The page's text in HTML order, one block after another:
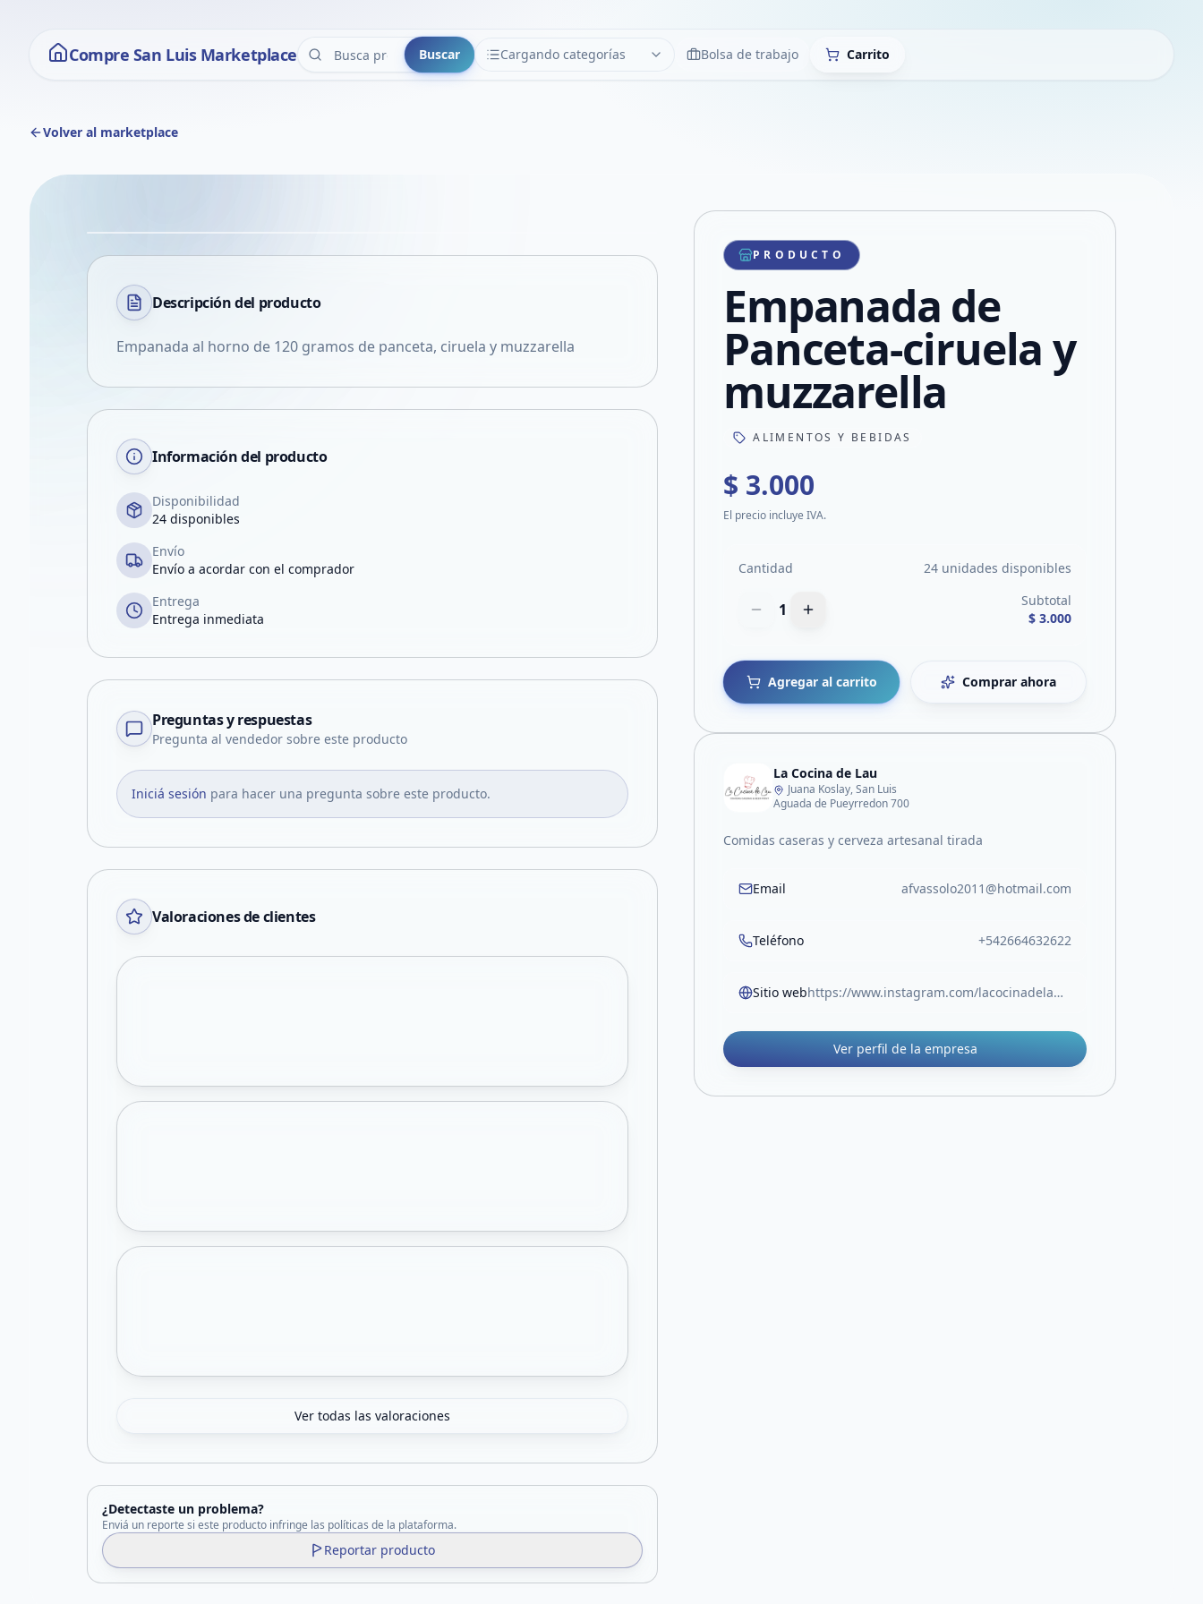
Compre San Luis Marketplace Buscar Cargando categorías
CATEGORÍAS LimpiarBolsa de trabajo Carrito
Volver al marketplace
VER EN PANTALLA COMPLETA
Compartir producto
Compartir por WhatsApp
Compartir por mail
Compartir en Facebook
Compartir en X
Descripción del producto
Empanada al horno de 120 gramos de panceta, ciruela y muzzarella
Información del producto
Disponibilidad
24 disponibles
Envío
Envío a acordar con el comprador
Entrega
Entrega inmediata
Preguntas y respuestas
Pregunta al vendedor sobre este producto
Iniciá sesión para hacer una pregunta sobre este producto.
Valoraciones de clientes
Ver todas las valoraciones
¿Detectaste un problema?
Enviá un reporte si este producto infringe las políticas de la plataforma.
Reportar producto
PRODUCTO
Empanada de
Panceta-ciruela y
muzzarella
ALIMENTOS Y BEBIDAS
$ 3.000
El precio incluye IVA.
Cantidad 24 unidades disponibles
1
Subtotal
$ 3.000
Agregar al carrito Comprar ahora
La Cocina de Lau
Juana Koslay, San Luis
Aguada de Pueyrredon 700
Comidas caseras y cerveza artesanal tirada
Email afvassolo2011@hotmail.com
Teléfono +542664632622
Sitio web https://www.instagram.com/lacocinadelau.sl?igsh=ZzlycDIycTB2MG8z
Ver perfil de la empresa